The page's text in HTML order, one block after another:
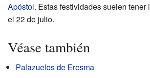
Apóstol. Estas festividades suelen tener
el 22 de julio.
Véase también
Palazuelos de Eresma